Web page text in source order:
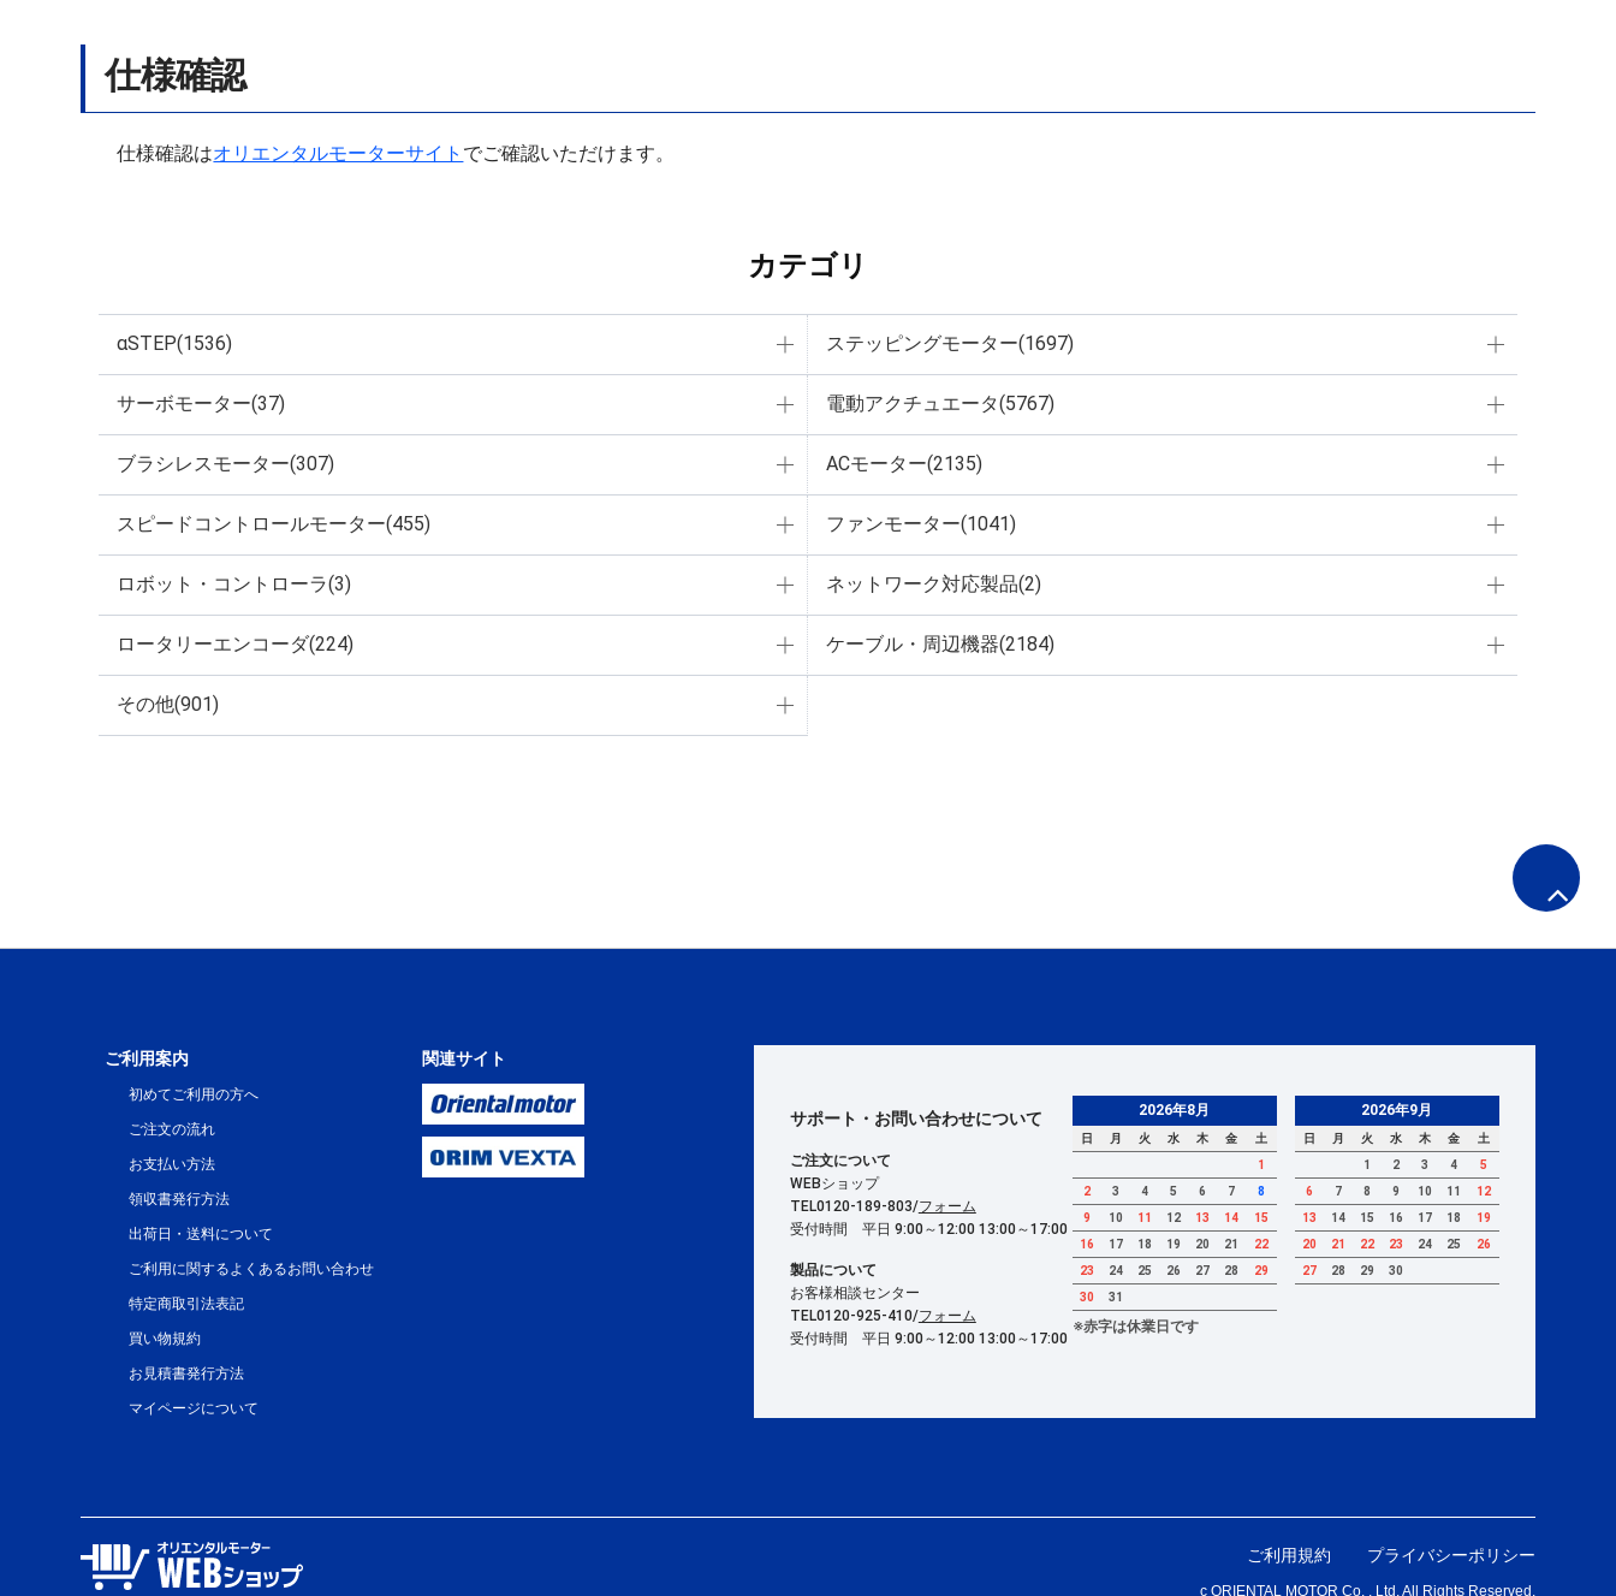
仕様確認
仕様確認はオリエンタルモーターサイト でご確認いただけます。
カテゴリ
αSTEP(1536) ステッピングモーター(1697)
サーボモーター(37) 電動アクチュエータ(5767)
ブラシレスモーター(307) ACモーター(2135)
スピードコントロールモーター(455) ファンモーター(1041)
ロボット・コントローラ(3) ネットワーク対応製品(2)
ロータリーエンコーダ(224) ケーブル・周辺機器(2184)
その他(901)
ご利用案内
初めてご利用の方へ
ご注文の流れ
お支払い方法
領収書発行方法
出荷日・送料について
ご利用に関するよくあるお問い合わせ
特定商取引法表記
買い物規約
お見積書発行方法
マイページについて
関連サイト
サポート・お問い合わせについて
ご注文について
WEBショップ
TEL0120-189-803/フォーム
受付時間 平日 9:00～12:00 13:00～17:00
製品について
お客様相談センター
TEL0120-925-410/フォーム
受付時間 平日 9:00～12:00 13:00～17:00
ご利用規約 プライバシーポリシー
c ORIENTAL MOTOR Co. , Ltd. All Rights Reserved.
2026年8月
日 月 火 水 木 金
土
1
2
3 4 5 6 7
8
9
10 11 12 13 14
15
16
17 18 19 20 21
22
23
24 25 26 27 28
29
30
31
2026年9月
日 月 火 水 木 金
土
1
2 3 4
5
6
7 8 9 10 11
12
13
14 15 16 17 18
19
20
21 22 23 24 25
26
27
28 29 30
※赤字は休業日です